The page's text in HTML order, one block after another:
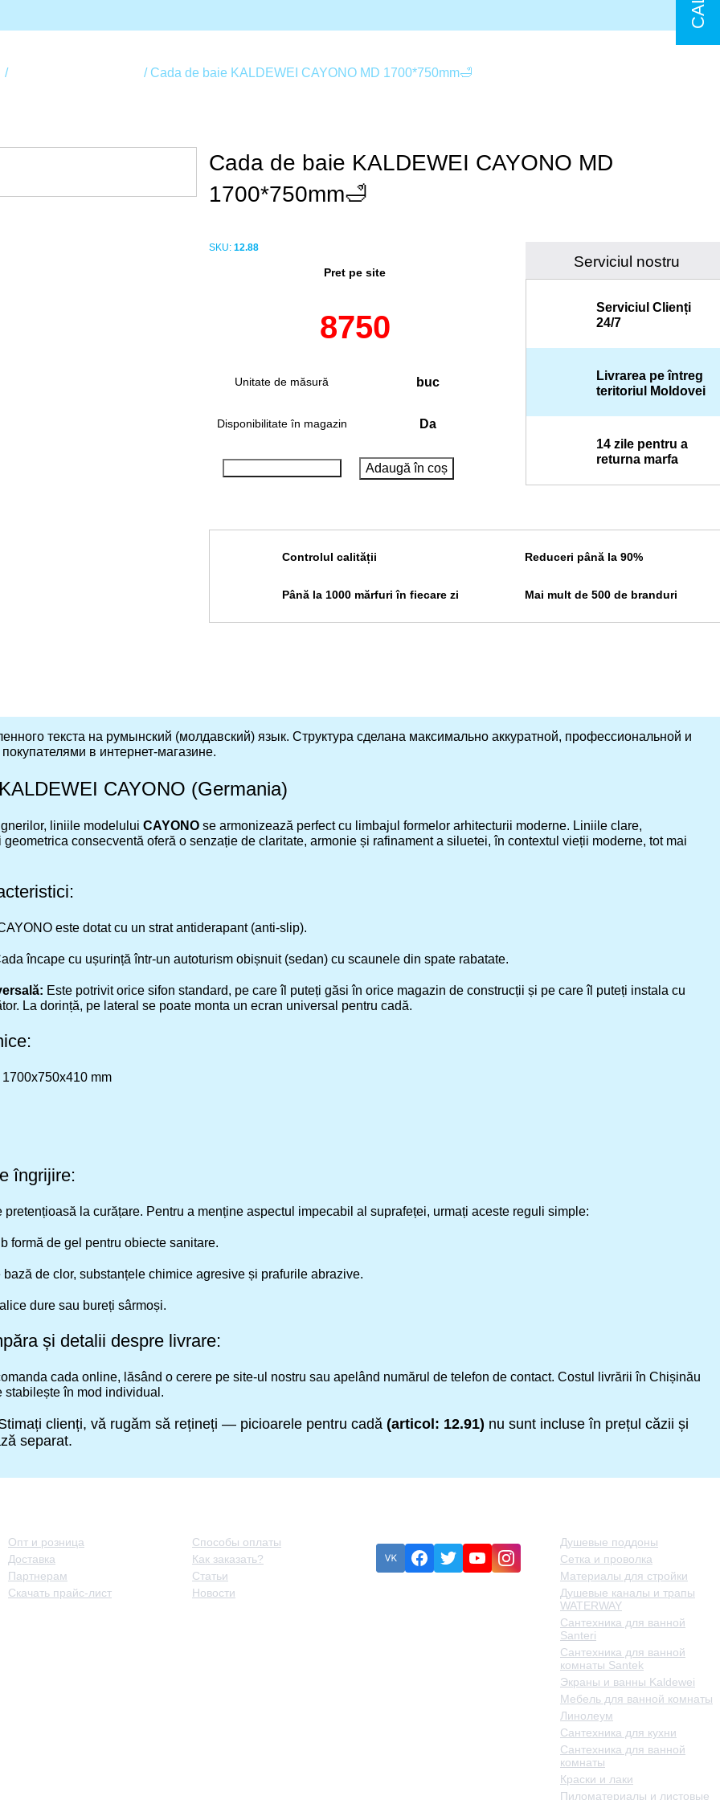
Cada de baie KALDEWEI CAYONO MD 1700*750mm🛁
Cada de baie KALDEWEI CAYONO MD
1700*750mm🛁
SKU: 12.88
Pret pe site
8750
Unitate de măsură buc
Disponibilitate în magazin Da
Adaugă în coș
Serviciul nostru
Serviciul Clienți
24/7
Livrarea pe întreg
teritoriul Moldovei
14 zile pentru a
returna marfa
Controlul calității Reduceri până la 90%
Până la 1000 mărfuri în fiecare zi Mai mult de 500 de branduri
текста на румынский (молдавский) язык. Структура сделана максимально аккуратной, профессиональной и
в интернет-магазине.
CAYONO (Germania)
liniile modelului CAYONO se armonizează perfect cu limbajul formelor arhitecturii moderne. Liniile clare,
consecventă oferă o senzație de claritate, armonie și rafinament a siluetei, în contextul vieții moderne, tot mai
este dotat cu un strat antiderapant (anti-slip).
încape cu ușurință într-un autoturism obișnuit (sedan) cu scaunele din spate rabatate.
Este potrivit orice sifon standard, pe care îl puteți găsi în orice magazin de construcții și pe care îl puteți instala cu
La dorință, pe lateral se poate monta un ecran universal pentru cadă.
1700x750x410 mm
îngrijire:
pretențioasă la curățare. Pentru a menține aspectul impecabil al suprafeței, urmați aceste reguli simple:
formă de gel pentru obiecte sanitare.
bază de clor, substanțele chimice agresive și prafurile abrazive.
dure sau bureți sârmoși.
și detalii despre livrare:
cada online, lăsând o cerere pe site-ul nostru sau apelând numărul de telefon de contact. Costul livrării în Chișinău
stabilește în mod individual.
clienți, vă rugăm să rețineți — picioarele pentru cadă (articol: 12.91) nu sunt incluse în prețul căzii și
separat.
Опт и розница
Доставка
Партнерам
Скачать прайс-лист
Способы оплаты
Как заказать?
Статьи
Новости
Душевые поддоны
Сетка и проволка
Материалы для стройки
Душевые каналы и трапы
WATERWAY
Сантехника для ванной
Santeri
Сантехника для ванной
комнаты Santek
Экраны и ванны Kaldewei
Мебель для ванной комнаты
Линолеум
Сантехника для кухни
Сантехника для ванной
комнаты
Краски и лаки
Пиломатериалы и листовые